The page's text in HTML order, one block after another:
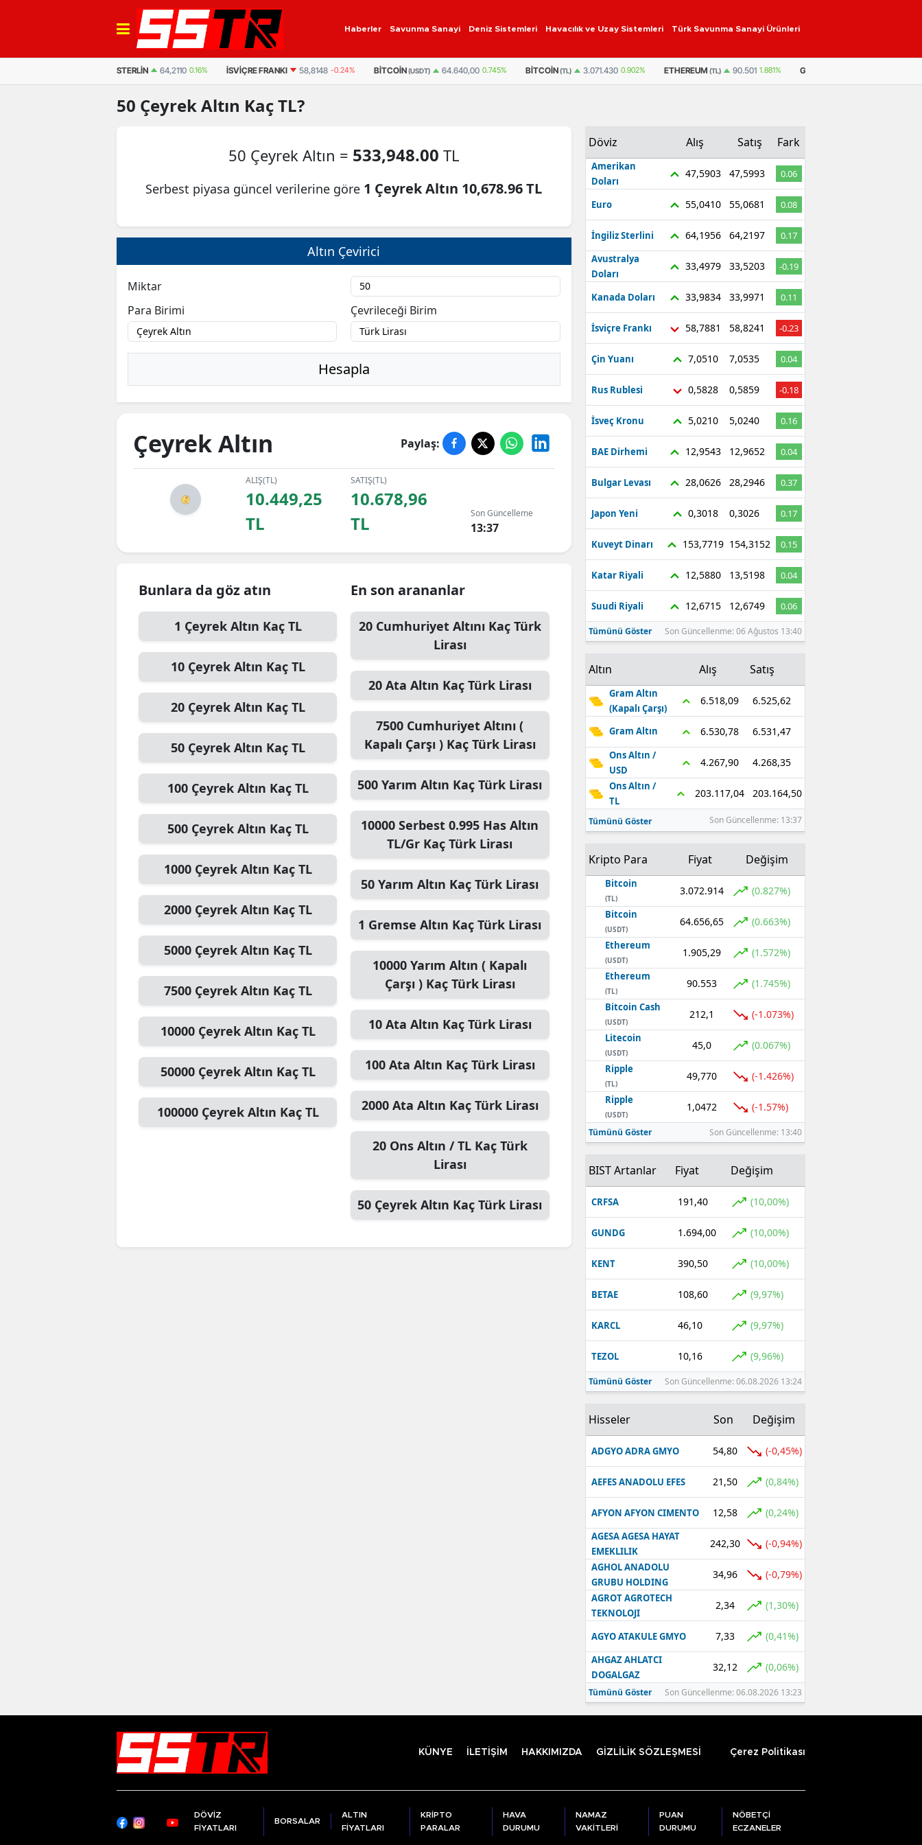
Haberler Savunma Sanayi Deniz Sistemleri Havacılık ve Uzay Sistemleri Türk Savunma Sanayi Ürünleri
STERLIN 64,2110 0.16% İSVIÇRE FRANKI 58,8148 -0.24% BITCOIN(USDT) 64.640,00 0.745% BITCOIN(TL) 3.071.430 0.902% ETHEREUM (TL) 90.501 1.881% GRAM ALTIN
50 Çeyrek Altın Kaç TL?
50 Çeyrek Altın = 533,948.00 TL
Serbest piyasa güncel verilerine göre 1 Çeyrek Altın 10,678.96 TL
Altın Çevirici
Miktar
Para Birimi
Çevrileceği Birim
Hesapla
Çeyrek Altın Paylaş:
ALIŞ(TL)
10.449,25
TL
SATIŞ(TL)
10.678,96
TL
Son Güncelleme
13:37
Bunlara da göz atın
1 Çeyrek Altın Kaç TL
10 Çeyrek Altın Kaç TL
20 Çeyrek Altın Kaç TL
50 Çeyrek Altın Kaç TL
100 Çeyrek Altın Kaç TL
500 Çeyrek Altın Kaç TL
1000 Çeyrek Altın Kaç TL
2000 Çeyrek Altın Kaç TL
5000 Çeyrek Altın Kaç TL
7500 Çeyrek Altın Kaç TL
10000 Çeyrek Altın Kaç TL
50000 Çeyrek Altın Kaç TL
100000 Çeyrek Altın Kaç TL
En son arananlar
20 Cumhuriyet Altını Kaç Türk
Lirası
20 Ata Altın Kaç Türk Lirası
7500 Cumhuriyet Altını (
Kapalı Çarşı )Kaç Türk Lirası
500Yarım Altın Kaç Türk Lirası
10000Serbest 0.995 Has Altın
TL/Gr Kaç Türk Lirası
50Yarım Altın Kaç Türk Lirası
1 Gremse Altın Kaç Türk Lirası
10000Yarım Altın ( Kapalı
Çarşı )Kaç Türk Lirası
10 Ata Altın Kaç Türk Lirası
100 Ata Altın Kaç Türk Lirası
2000 Ata Altın Kaç Türk Lirası
20 Ons Altın / TLKaç Türk
Lirası
50 Çeyrek Altın Kaç Türk Lirası
Döviz Alış Satış Fark
Amerikan
Doları
47,5903 47,5993 0.06
Euro 55,0410 55,0681 0.08
İngiliz Sterlini 64,1956 64,2197
0.17
Avustralya
Doları
33,4979 33,5203 -0.19
Kanada Doları 33,9834 33,9971 0.11
İsviçre Frankı 58,7881 58,8241 -0.23
Çin Yuanı 7,0510 7,0535 0.04
Rus Rublesi 0,5828 0,5859 -0.18
İsveç Kronu 5,0210 5,0240 0.16
BAE Dirhemi 12,9543 12,9652 0.04
Bulgar Levası 28,0626 28,2946 0.37
Japon Yeni 0,3018 0,3026 0.17
Kuveyt Dinarı 153,7719 154,3152 0.15
Katar Riyali 12,5880 13,5198 0.04
Suudi Riyali 12,6715 12,6749 0.06
Tümünü Göster Son Güncellenme: 06 Ağustos 13:40
Altın Alış Satış
Gram Altın
(Kapalı Çarşı)
6.518,09 6.525,62
Gram Altın 6.530,78 6.531,47
Ons Altın /
USD
4.267,90 4.268,35
Ons Altın /
TL
203.117,04 203.164,50
Tümünü Göster Son Güncellenme: 13:37
Kripto Para Fiyat Değişim
Bitcoin
(TL)
3.072.914 (0.827%)
Bitcoin
(USDT)
64.656,65 (0.663%)
Ethereum
(USDT)
1.905,29 (1.572%)
Ethereum
(TL)
90.553 (1.745%)
Bitcoin Cash
(USDT)
212,1 (-1.073%)
Litecoin
(USDT)
45,0 (0.067%)
Ripple
(TL)
49,770 (-1.426%)
Ripple
(USDT)
1,0472 (-1.57%)
Tümünü Göster Son Güncellenme: 13:40
BIST Artanlar Fiyat Değişim
CRFSA 191,40 (10,00%)
GUNDG 1.694,00 (10,00%)
KENT 390,50 (10,00%)
BETAE 108,60 (9,97%)
KARCL 46,10 (9,97%)
TEZOL 10,16 (9,96%)
Tümünü Göster Son Güncellenme: 06.08.2026 13:24
Hisseler Son Değişim
ADGYO ADRA GMYO 54,80 (-0,45%)
AEFES ANADOLU EFES 21,50 (0,84%)
AFYON AFYON CIMENTO 12,58 (0,24%)
AGESA AGESA HAYAT
EMEKLILIK
242,30 (-0,94%)
AGHOL ANADOLU
GRUBU HOLDING
34,96 (-0,79%)
AGROT AGROTECH
TEKNOLOJI
2,34 (1,30%)
AGYO ATAKULE GMYO 7,33 (0,41%)
AHGAZ AHLATCI
DOGALGAZ
32,12 (0,06%)
Tümünü Göster Son Güncellenme: 06.08.2026 13:23
KÜNYE İLETİŞİM HAKKIMIZDA GİZLİLİK SÖZLEŞMESİ Çerez Politikası
DÖVİZ
FİYATLARI
BORSALAR
ALTIN
FİYATLARI
KRİPTO
PARALAR
HAVA
DURUMU
NAMAZ
VAKİTLERİ
PUAN
DURUMU
NÖBETÇİ
ECZANELER